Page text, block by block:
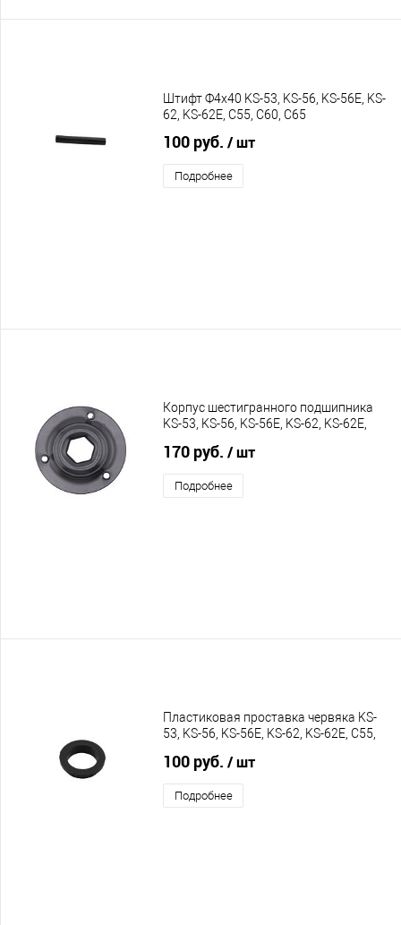
Штифт Ф4х40 KS-53, KS-56, KS-56E, KS-
62, KS-62E, C55, С60, C65
100 руб. / шт
Подробнее
Корпус шестигранного подшипника
KS-53, KS-56, KS-56E, KS-62, KS-62E,
170 руб. / шт
Подробнее
Пластиковая проставка червяка KS-
53, KS-56, KS-56E, KS-62, KS-62E, C55,
100 руб. / шт
Подробнее